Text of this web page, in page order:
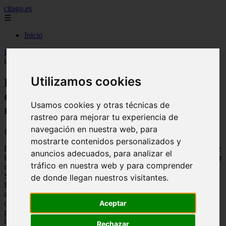
Utilizamos cookies
Usamos cookies y otras técnicas de
rastreo para mejorar tu experiencia de
navegación en nuestra web, para
mostrarte contenidos personalizados y
anuncios adecuados, para analizar el
tráfico en nuestra web y para comprender
de donde llegan nuestros visitantes.
Aceptar
Rechazar
citago.es
☰
Inicio
Inicio
lecciones de parejas que llevan mucho tiempo juntas
Descubriendo el secreto del amor
duradero: lecciones de parejas que llevan
mucho tiempo juntas
📅 03/09/2025
Las relaciones amorosas son uno de los aspectos más importantes de
la vida de las personas. Encontrar a esa persona con la que compartir
momentos, emociones y experiencias es algo que todos anhelamos.
Sin embargo, mantener una relación a largo plazo no es tarea fácil.
Requiere de compromiso, dedicación y trabajo arduo por parte de
ambas partes. Pero, ¿cuál es el secreto para lograr un amor
duradero? En este artículo, desentrañaremos las lecciones que
podemos aprender de las parejas que han logrado mantener viva la
llama del amor a lo largo de los años.